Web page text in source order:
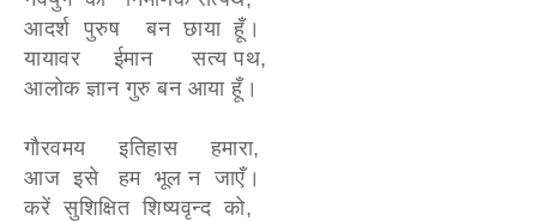
आदर्श पुरुष बन छाया हूँ।
यायावर ईमान सत्य पथ,
आलोक ज्ञान गुरु बन आया हूँ।
गौरवमय इतिहास हमारा,
आज इसे हम भूल न जाएँ।
करें सुशिक्षित शिष्यवृन्द को,